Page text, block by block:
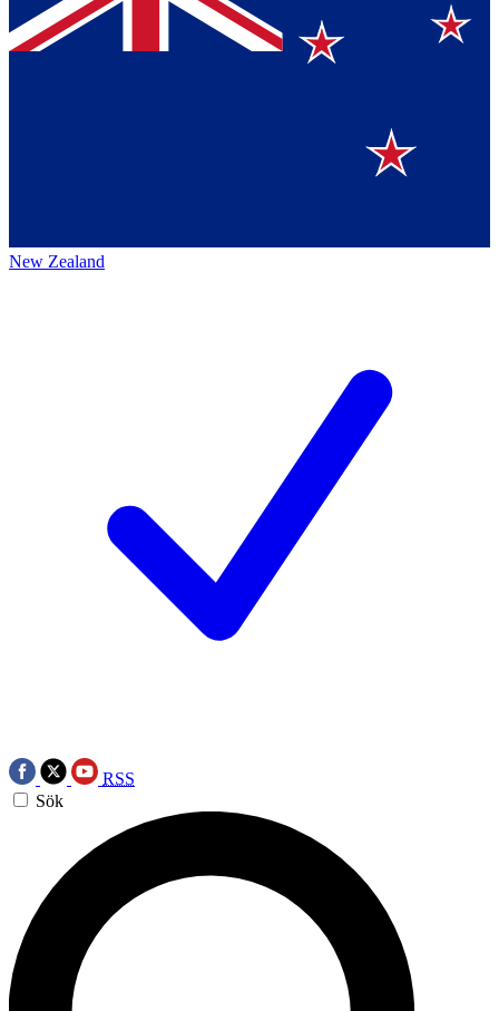
New Zealand
RSS
Sök